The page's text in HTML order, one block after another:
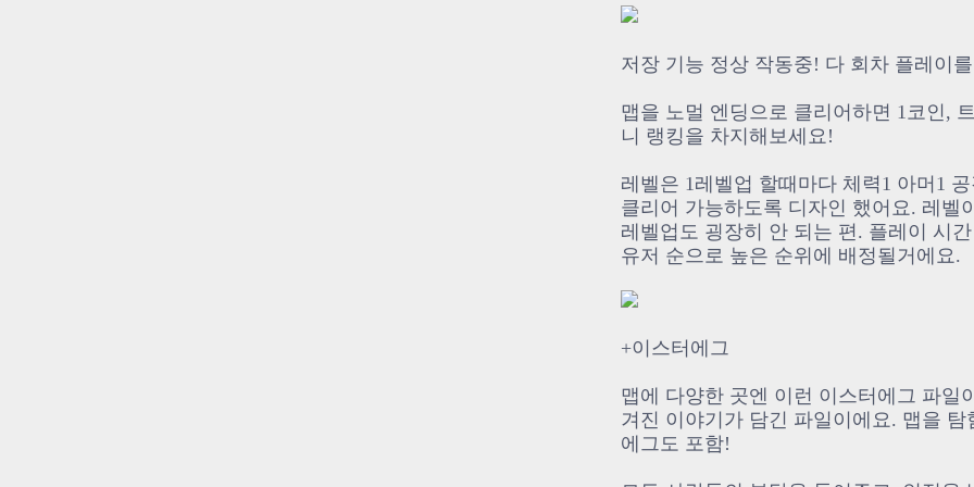
저장 기능 정상 작동중! 다 회차 플레이
맵을 노멀 엔딩으로 클리어하면 1코인,
니 랭킹을 차지해보세요!
레벨은 1레벨업 할때마다 체력1 아머1
클리어 가능하도록 디자인 했어요. 레벨
레벨업도 굉장히 안 되는 편. 플레이 시
유저 순으로 높은 순위에 배정될거에요.
+이스터에그
맵에 다양한 곳엔 이런 이스터에그 파일
겨진 이야기가 담긴 파일이에요. 맵을
에그도 포함!